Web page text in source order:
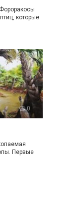
которые
0
Первые